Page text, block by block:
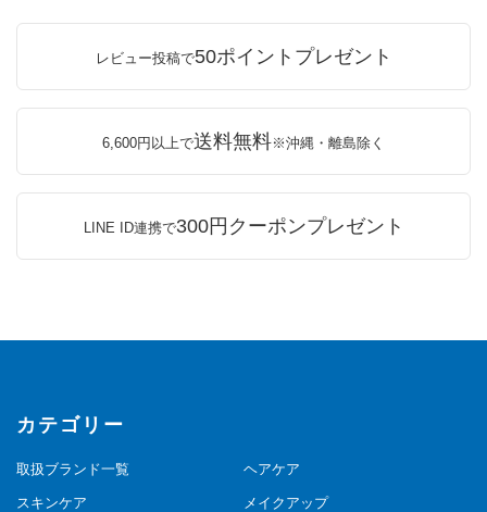
レビュー投稿で50ポイントプレゼント
6,600円以上で送料無料※沖縄・離島除く
LINE ID連携で300円クーポンプレゼント
カテゴリー
取扱ブランド一覧 ヘアケア
スキンケア メイクアップ